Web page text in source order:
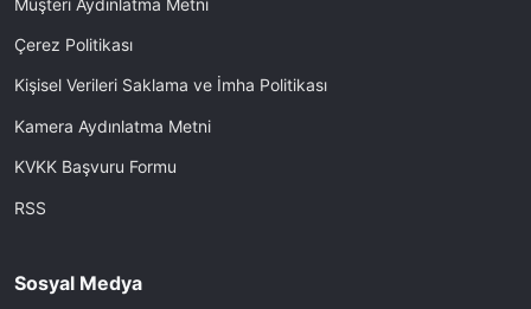
Çerez Politikası
Kişisel Verileri Saklama ve İmha Politikası
Kamera Aydınlatma Metni
KVKK Başvuru Formu
RSS
Sosyal Medya